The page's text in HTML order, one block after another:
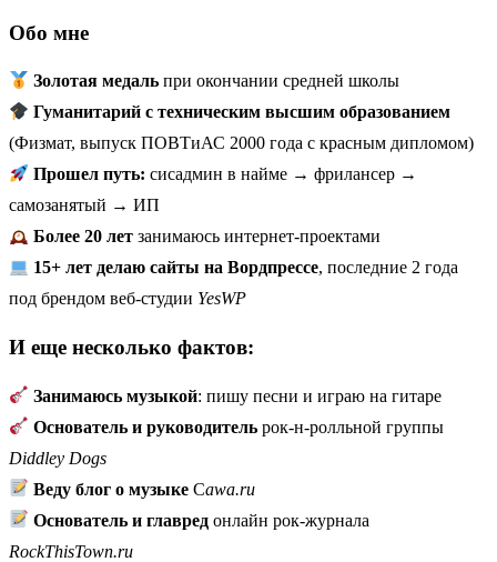
Обо мне
Золотая медаль при окончании средней школы
Гуманитарий с техническим высшим образованием
(Физмат, выпуск ПОВТиАС 2000 года с красным дипломом)
Прошел путь: сисадмин в найме → фрилансер →
самозанятый → ИП
Более 20 летзанимаюсь интернет-проектами
15+ лет делаю сайты на Вордпрессе, последние 2 года
под брендом веб-студии YesWP
И еще несколько фактов:
Занимаюсь музыкой: пишу песни и играю на гитаре
Основатель и руководитель рок-н-ролльной группы
Diddley Dogs
Ведy блог о музыке Cawa.ru
Основатель и главред онлайн рок-журнала
RockThisTown.ru